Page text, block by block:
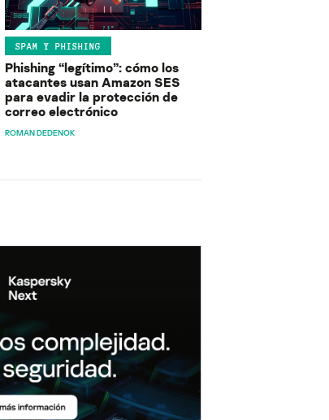
SPAM Y PHISHING
Phishing “legítimo”: cómo los
atacantes usan Amazon SES
para evadir la protección de
correo electrónico
ROMAN DEDENOK